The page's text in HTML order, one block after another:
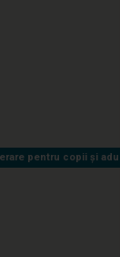
pentru copii și
pentru copii și